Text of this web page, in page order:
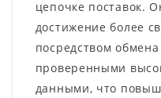
цепочке поставок.
достижение более
посредством
проверенными
данными, что